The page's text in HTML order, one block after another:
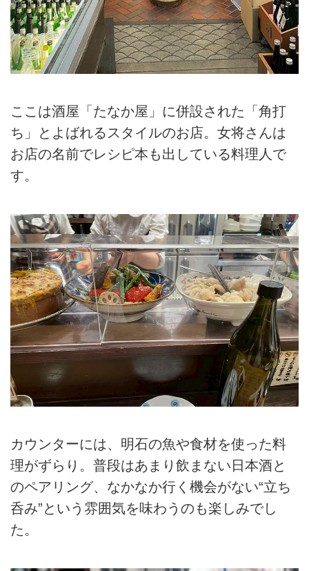
ここは酒屋「たなか屋」に併設された「角打
ち」とよばれるスタイルのお店。女将さんは
お店の名前でレシピ本も出している料理人で
す。
カウンターには、明石の魚や食材を使った料
理がずらり。普段はあまり飲まない日本酒と
のペアリング、なかなか行く機会がない“立ち
呑み”という雰囲気を味わうのも楽しみでし
た。